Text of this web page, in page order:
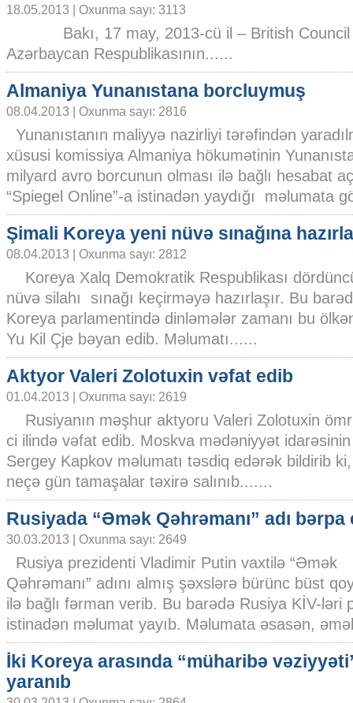
18.05.2013 | Oxunma sayı: 3113
Bakı, 17 may, 2013-cü il – British Council
Azərbaycan Respublikasının......
Almaniya Yunanıstana borcluymuş
08.04.2013 | Oxunma sayı: 2816
Yunanıstanın maliyyə nazirliyi tərəfindən
xüsusi komissiya Almaniya hökumətinin
milyard avro borcunun olması ilə bağlı hesabat
“Spiegel Online”-a istinadən yaydığı məlumata
Şimali Koreya yeni nüvə sınağına
08.04.2013 | Oxunma sayı: 2812
Koreya Xalq Demokratik Respublikası
nüvə silahı sınağı keçirməyə hazırlaşır. Bu
Koreya parlamentində dinləmələr zamanı bu
Yu Kil Çje bəyan edib. Məlumatı......
Aktyor Valeri Zolotuxin vəfat edib
01.04.2013 | Oxunma sayı: 2619
Rusiyanın məşhur aktyoru Valeri Zolotuxin
ci ilində vəfat edib. Moskva mədəniyyət idarəsinin
Sergey Kapkov məlumatı təsdiq edərək bildirib
neçə gün tamaşalar təxirə salınıb.......
Rusiyada “Əmək Qəhrəmanı” adı bərpa
30.03.2013 | Oxunma sayı: 2649
Rusiya prezidenti Vladimir Putin vaxtilə “Əmək
Qəhrəmanı” adını almış şəxslərə bürünc büst
ilə bağlı fərman verib. Bu barədə Rusiya KİV-ləri
istinadən məlumat yayıb. Məlumata əsasən,
İki Koreya arasında “müharibə
yaranıb